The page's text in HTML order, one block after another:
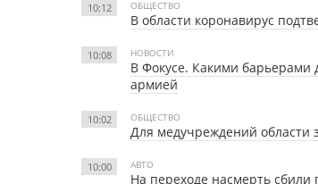
10:12 ОБЩЕСТВО
В области коронавирус
10:08 НОВОСТИ
В Фокусе. Какими барьерами
армией
10:02 ОБЩЕСТВО
Для медучреждений области
10:00 АВТО
На переходе насмерть сбили